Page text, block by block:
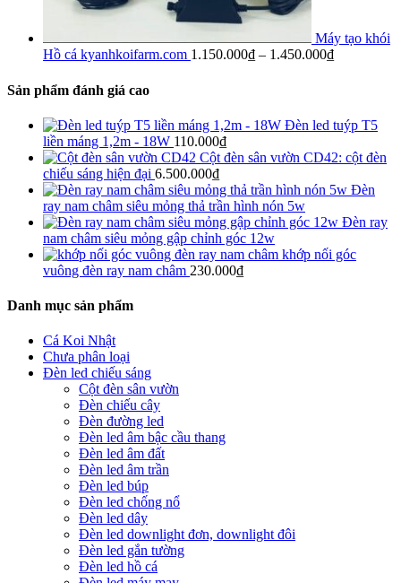
Máy tạo khói
Hồ cá kyanhkoifarm.com 1.150.000₫ – 1.450.000₫
Sản phẩm đánh giá cao
Đèn led tuýp T5
liền máng 1,2m - 18W 110.000₫
Cột đèn sân vườn CD42: cột đèn
chiếu sáng hiện đại 6.500.000₫
Đèn
ray nam châm siêu mỏng thả trần hình nón 5w
Đèn ray
nam châm siêu mỏng gập chỉnh góc 12w
khớp nối góc
vuông đèn ray nam châm 230.000₫
Danh mục sản phẩm
Cá Koi Nhật
Chưa phân loại
Đèn led chiếu sáng
Cột đèn sân vườn
Đèn chiếu cây
Đèn đường led
Đèn led âm bậc cầu thang
Đèn led âm đất
Đèn led âm trần
Đèn led búp
Đèn led chống nổ
Đèn led dây
Đèn led downlight đơn, downlight đôi
Đèn led gắn tường
Đèn led hồ cá